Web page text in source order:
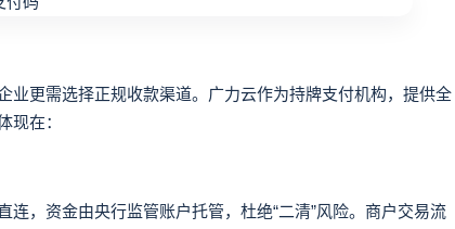
更需选择正规收款渠道。广力云作为持牌支付机构，提供全
现在：
，资金由央行监管账户托管，杜绝“二清”风险。商户交易流